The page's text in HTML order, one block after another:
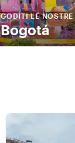
GODITI LE NOSTRE
Bogotá